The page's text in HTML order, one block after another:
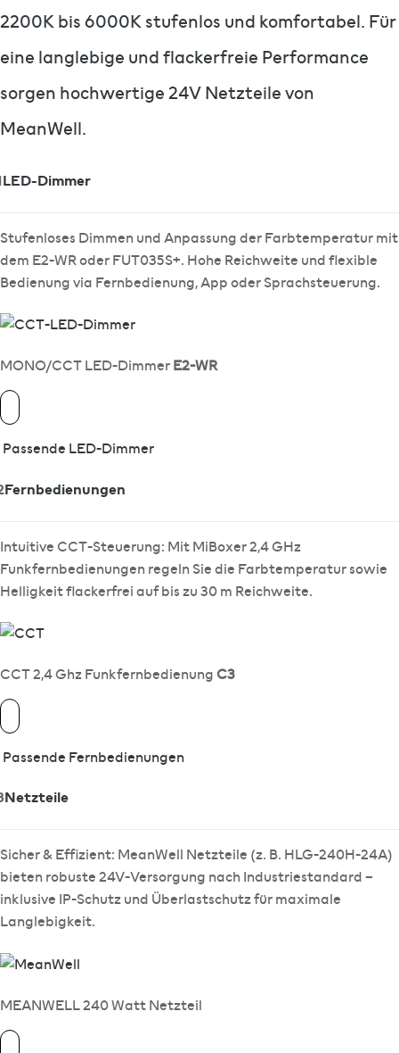
2200K bis 6000K stufenlos und komfortabel. Für
eine langlebige und flackerfreie Performance
sorgen hochwertige 24V Netzteile von
MeanWell.
LED-Dimmer
Stufenloses Dimmen und Anpassung der Farbtemperatur mit
dem E2-WR oder FUT035S+. Hohe Reichweite und flexible
Bedienung via Fernbedienung, App oder Sprachsteuerung.
MONO/CCT LED-DimmerE2-WR
Passende LED-Dimmer
Fernbedienungen
Intuitive CCT-Steuerung: Mit MiBoxer 2,4 GHz
Funkfernbedienungen regeln Sie die Farbtemperatur sowie
Helligkeit flackerfrei auf bis zu 30 m Reichweite.
CCT 2,4 Ghz Funkfernbedienung C3
Passende Fernbedienungen
Netzteile
Sicher & Effizient: MeanWell Netzteile (z. B. HLG-240H-24A)
bieten robuste 24V-Versorgung nach Industriestandard –
inklusive IP-Schutz und Überlastschutz für maximale
Langlebigkeit.
MEANWELL 240 Watt Netzteil